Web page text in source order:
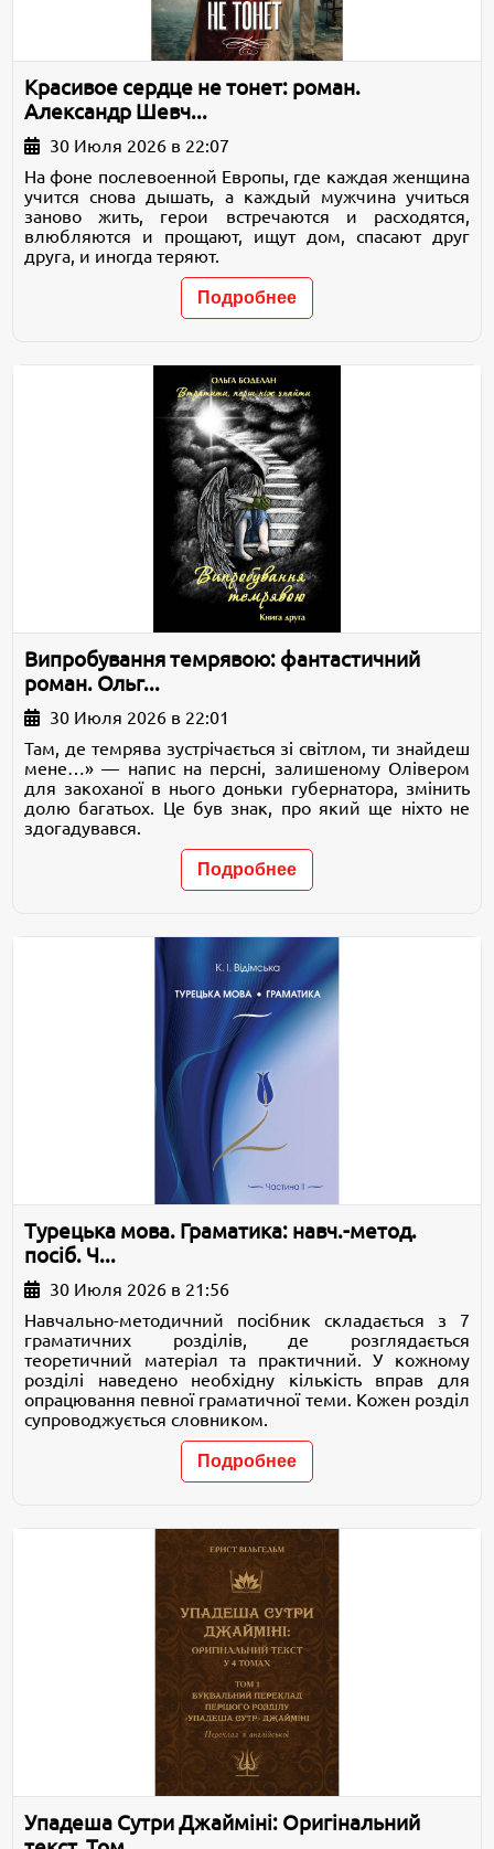
Красивое сердце не тонет: роман.
Александр Шевч...
30 Июля 2026 в 22:07
На фоне послевоенной Европы, где каждая женщина
учится снова дышать, а каждый мужчина учиться
заново жить, герои встречаются и расходятся,
влюбляются и прощают, ищут дом, спасают друг
друга, и иногда теряют.
Подробнее
Випробування темрявою: фантастичний
роман. Ольг...
30 Июля 2026 в 22:01
Там, де темрява зустрічається зі світлом, ти знайдеш
мене…» — напис на персні, залишеному Олівером
для закоханої в нього доньки губернатора, змінить
долю багатьох. Це був знак, про який ще ніхто не
здогадувався.
Подробнее
Турецька мова. Граматика: навч.-метод.
посіб. Ч...
30 Июля 2026 в 21:56
Навчально-методичний посібник складається з 7
граматичних розділів, де розглядається
теоретичний матеріал та практичний. У кожному
розділі наведено необхідну кількість вправ для
опрацювання певної граматичної теми. Кожен розділ
супроводжується словником.
Подробнее
Упадеша Сутри Джайміні: Оригінальний